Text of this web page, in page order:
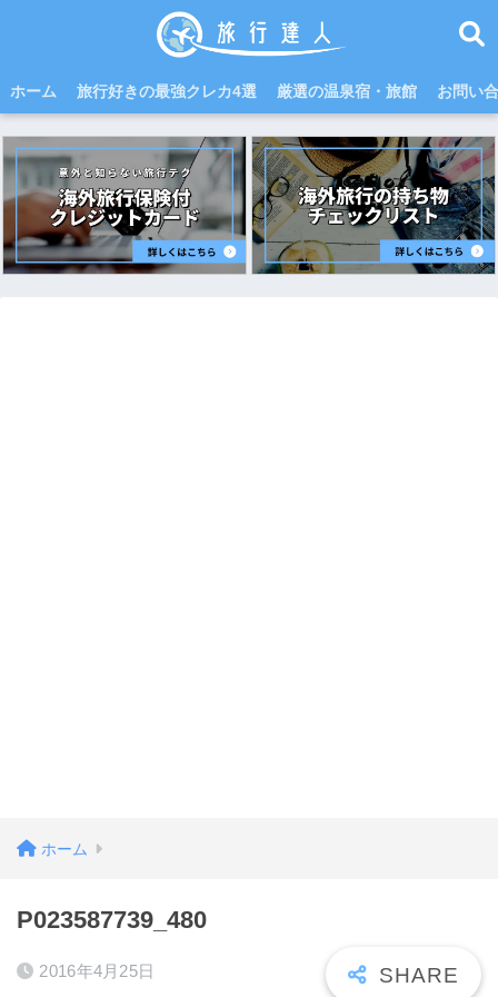
ホーム 旅行好きの最強クレカ4選 厳選の温泉宿・旅館 お問い
ホーム
P023587739_480
2016年4月25日